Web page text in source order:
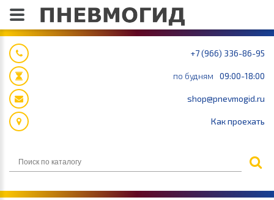
+7 (966) 336-86-95
по будням 09:00-18:00
shop@pnevmogid.ru
Как проехать